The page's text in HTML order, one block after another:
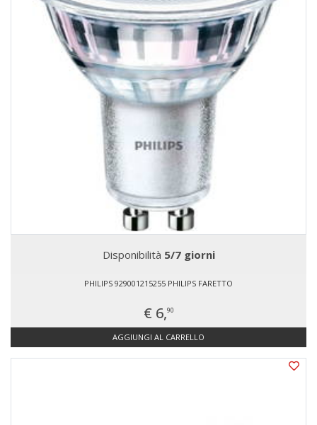
Disponibilità 5/7 giorni
PHILIPS 929001215255 PHILIPS FARETTO
€ 6,90
AGGIUNGI AL CARRELLO